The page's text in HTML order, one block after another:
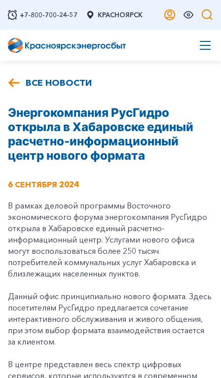
+7-800-700-24-57 КРАСНОЯРСК
ВСЕ НОВОСТИ
Энергокомпания РусГидро
открыла в Хабаровске единый
расчетно-информационный
центр нового формата
6 СЕНТЯБРЯ 2024
В рамках деловой программы Восточного
экономического форума энергокомпания РусГидро
открыла в Хабаровске единый расчетно-
информационный центр. Услугами нового офиса
могут воспользоваться более 250 тысяч
потребителей коммунальных услуг Хабаровска и
близлежащих населенных пунктов.
Данный офис принципиально нового формата. Здесь
посетителям РусГидро предлагается сочетание
интерактивного обслуживания и живого общения,
при этом выбор формата взаимодействия остается
за клиентом.
В центре представлен весь спектр цифровых
сервисов, которые используются в современном